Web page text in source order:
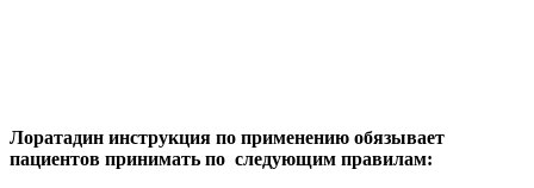
Лоратадин инструкция по применению обязывает
пациентов принимать по следующим правилам: